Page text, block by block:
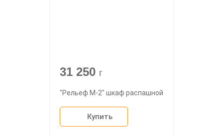
31 250 г
"Рельеф М-2" шкаф распашной
Купить